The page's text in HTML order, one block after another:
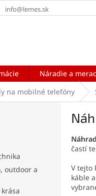
info@lemes.sk
Náradie a
na mobilné telefóny
outdoor a
častí
V tejto
káble